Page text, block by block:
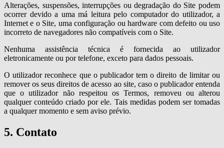
Alterações, suspensões, interrupções ou degradação do Site podem
ocorrer devido a uma má leitura pelo computador do utilizador, a
Internet e o Site, uma configuração ou hardware com defeito ou uso
incorreto de navegadores não compatíveis com o Site.
Nenhuma assistência técnica é fornecida ao utilizador
eletronicamente ou por telefone, exceto para dados pessoais.
O utilizador reconhece que o publicador tem o direito de limitar ou
remover os seus direitos de acesso ao site, caso o publicador entenda
que o utilizador não respeitou os Termos, removeu ou alterou
qualquer conteúdo criado por ele. Tais medidas podem ser tomadas
a qualquer momento e sem aviso prévio.
5. Contato